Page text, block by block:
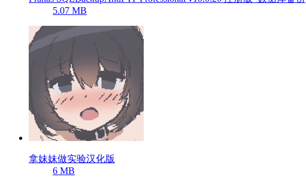
5.07 MB
拿妹妹做实验汉化版
6 MB